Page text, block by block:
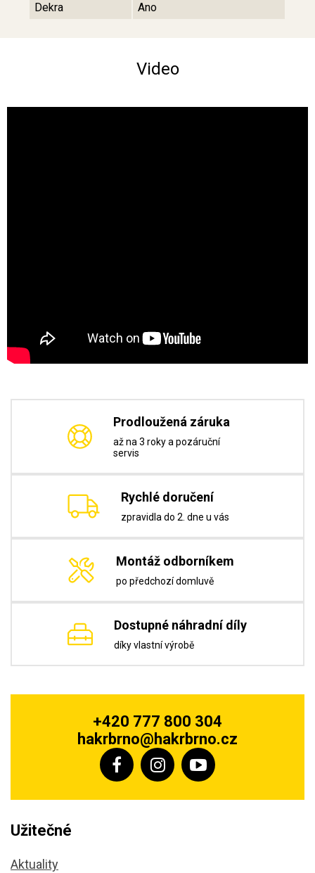
Dekra Ano
Video
Prodloužená záruka
až na 3 roky a pozáruční
servis
Rychlé doručení
zpravidla do 2. dne u vás
Montáž odborníkem
po předchozí domluvě
Dostupné náhradní díly
díky vlastní výrobě
+420 777 800 304
hakrbrno@hakrbrno.cz
Užitečné
Aktuality